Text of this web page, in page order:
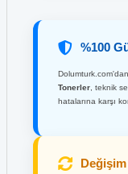
%100
Tonerler, teknik
hatalarına karşı